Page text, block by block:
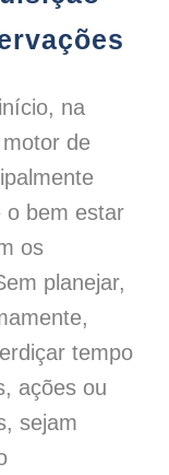
na
de
o bem estar
os
planejar,
tempo
ações ou
sejam